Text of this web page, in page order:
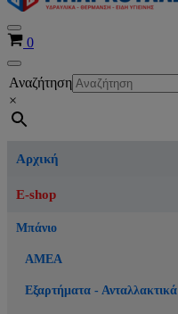
Μενού
πλοήγησης
Καλάθι
0
Μενού
πλοήγησης
Αναζήτηση
×
Αρχική
E-shop
Μπάνιο
ΑΜΕΑ
Εξαρτήματα - Ανταλλακτικά